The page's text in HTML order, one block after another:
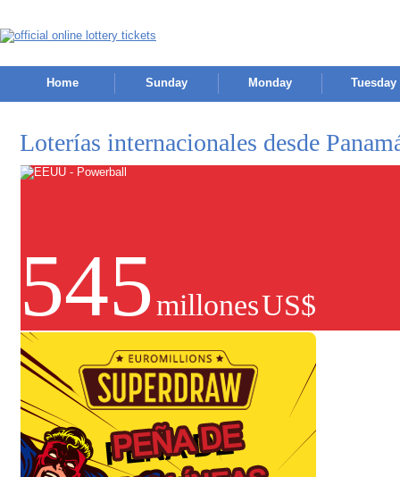
Home Sunday Monday Tuesday
Loterías internacionales desde
545millonesUS$